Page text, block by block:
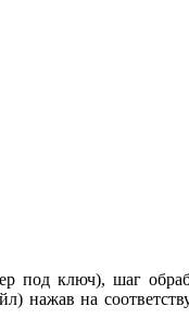
под ключ), шаг
нажав на